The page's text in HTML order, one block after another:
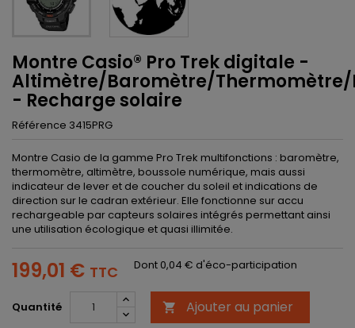
Montre Casio® Pro Trek digitale -
Altimètre/Baromètre/Thermomètre/
- Recharge solaire
Référence 3415PRG
Montre Casio de la gamme Pro Trek multifonctions : baromètre,
thermomètre, altimètre, boussole numérique, mais aussi
indicateur de lever et de coucher du soleil et indications de
direction sur le cadran extérieur. Elle fonctionne sur accu
rechargeable par capteurs solaires intégrés permettant ainsi
une utilisation écologique et quasi illimitée.
199,01 € TTC Dont 0,04 € d'éco-participation
Quantité  Ajouter au panier